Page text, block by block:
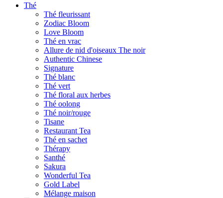
Thé
Thé fleurissant
Zodiac Bloom
Love Bloom
Thé en vrac
Allure de nid d'oiseaux The noir
Authentic Chinese
Signature
Thé blanc
Thé vert
Thé floral aux herbes
Thé oolong
Thé noir/rouge
Tisane
Restaurant Tea
Thé en sachet
Thérapy
Santhé
Sakura
Wonderful Tea
Gold Label
Mélange maison